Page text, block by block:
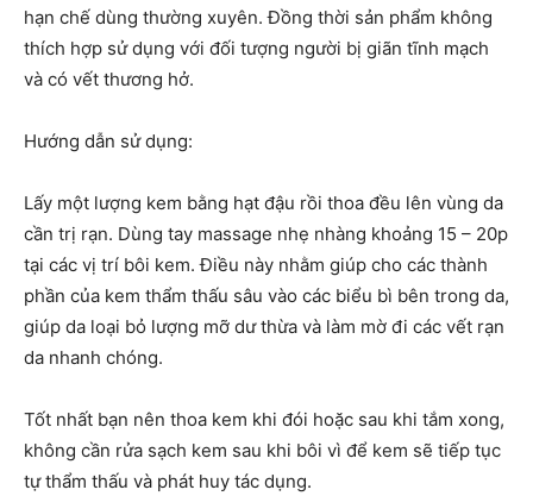
hạn chế dùng thường xuyên. Đồng thời sản phẩm không
thích hợp sử dụng với đối tượng người bị giãn tĩnh mạch
và có vết thương hở.
Hướng dẫn sử dụng:
Lấy một lượng kem bằng hạt đậu rồi thoa đều lên vùng da
cần trị rạn. Dùng tay massage nhẹ nhàng khoảng 15 – 20p
tại các vị trí bôi kem. Điều này nhằm giúp cho các thành
phần của kem thẩm thấu sâu vào các biểu bì bên trong da,
giúp da loại bỏ lượng mỡ dư thừa và làm mờ đi các vết rạn
da nhanh chóng.
Tốt nhất bạn nên thoa kem khi đói hoặc sau khi tắm xong,
không cần rửa sạch kem sau khi bôi vì để kem sẽ tiếp tục
tự thẩm thấu và phát huy tác dụng.